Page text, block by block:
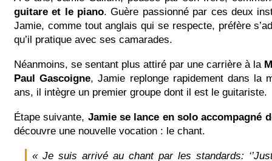
guitare et le piano. Guère passionné par ces deux
Jamie, comme tout anglais qui se respecte, préfère
qu’il pratique avec ses camarades.
Néanmoins, se sentant plus attiré par une carrière à la
Paul Gascoigne, Jamie replonge rapidement dans la
ans, il intègre un premier groupe dont il est le guitariste.
Étape suivante, Jamie se lance en solo accompagné
découvre une nouvelle vocation : le chant.
« Je suis arrivé au chant par les standards: